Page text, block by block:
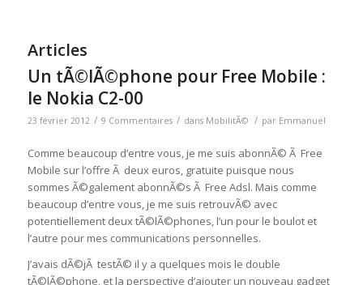
Articles
Un tÃ©lÃ©phone pour Free Mobile :
le Nokia C2-00
23 février 2012 / 9 Commentaires / dans MobilitÃ© / par Emmanuel
Comme beaucoup d’entre vous, je me suis abonnÃ© Ã Free
Mobile sur l’offre Ã deux euros, gratuite puisque nous
sommes Ã©galement abonnÃ©s Ã Free Adsl. Mais comme
beaucoup d’entre vous, je me suis retrouvÃ© avec
potentiellement deux tÃ©lÃ©phones, l’un pour le boulot et
l’autre pour mes communications personnelles.
J’avais dÃ©jÃ testÃ© il y a quelques mois le double
tÃ©lÃ©phone, et la perspective d’ajouter un nouveau gadget